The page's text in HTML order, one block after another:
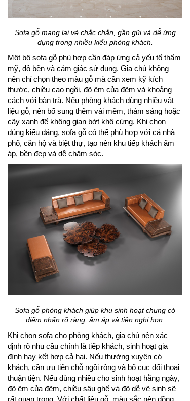
Sofa gỗ mang lại vẻ chắc chắn, gần gũi và dễ ứng
dụng trong nhiều kiểu phòng khách.
Một bộ sofa gỗ phù hợp cần đáp ứng cả yếu tố thẩm
mỹ, độ bền và cảm giác sử dụng. Gia chủ không
nên chỉ chọn theo màu gỗ mà cần xem kỹ kích
thước, chiều cao ngồi, độ êm của đệm và khoảng
cách với bàn trà. Nếu phòng khách dùng nhiều vật
liệu gỗ, nên bổ sung thêm vải mềm, thảm sáng hoặc
cây xanh để không gian bớt khô cứng. Khi chọn
đúng kiểu dáng, sofa gỗ có thể phù hợp với cả nhà
phố, căn hộ và biệt thự, tạo nên khu tiếp khách ấm
áp, bền đẹp và dễ chăm sóc.
Sofa gỗ phòng khách giúp khu sinh hoạt chung có
điểm nhấn rõ ràng, ấm áp và tiện nghi hơn.
Khi chọn sofa cho phòng khách, gia chủ nên xác
định rõ nhu cầu chính là tiếp khách, sinh hoạt gia
đình hay kết hợp cả hai. Nếu thường xuyên có
khách, cần ưu tiên chỗ ngồi rộng và bố cục đối thoại
thuận tiện. Nếu dùng nhiều cho sinh hoạt hằng ngày,
độ êm của đệm, chiều sâu ghế và độ dễ vệ sinh sẽ
rất quan trọng. Với chất liệu gỗ, màu sắc nên đồng